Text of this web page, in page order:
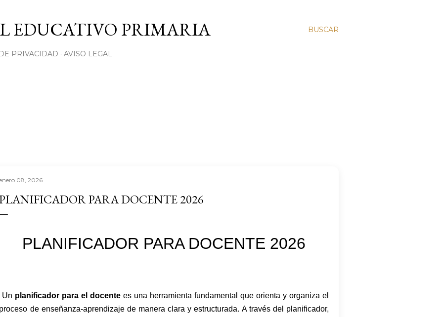
BUSCAR
EDUCATIVO PRIMARIA
PRIVACIDAD AVISO LEGAL
08, 2026
PARA DOCENTE 2026
PLANIFICADOR PARA DOCENTE 2026
planificador para el docentees una herramienta fundamental que orienta y organiza el
de enseñanza-aprendizaje de manera clara y estructurada. A través del planificador,